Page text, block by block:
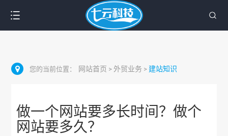
您的当前位置： 网站首页 > 外贸业务 > 建站知识
做一个网站要多长时间？做个
网站要多久？